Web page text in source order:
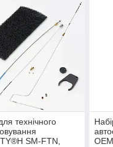
технічного
SM-FTN,